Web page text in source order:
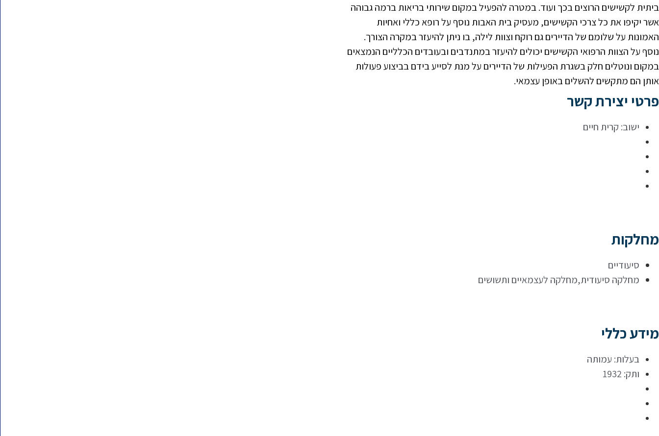
ביתית לקשישים הרוצים בכך ועוד. במטרה להפעיל במקום שירותי בריאות ברמה גבוהה
אשר יקיפו את כל צרכי הקשישים, מעסיק בית האבות נוסף על רופא כללי ואחיות
האמונות על שלומם של הדיירים גם רוקח וצוות לילה, בו ניתן להיעזר במקרה הצורך.
נוסף על הצוות הרפואי הקשישים יכולים להיעזר במתנדבים ובעובדים הכלליים הנמצאים
במקום ונוטלים חלק בשגרת הפעילות של הדיירים על מנת לסייע בידם בביצוע פעולות
אותן הם מתקשים להשלים באופן עצמאי.
פרטי יצירת קשר
ישוב: קרית חיים
מחלקות
סיעודיים
מחלקה סיעודית,מחלקה לעצמאיים ותשושים
מידע כללי
בעלות: עמותה
ותק: 1932